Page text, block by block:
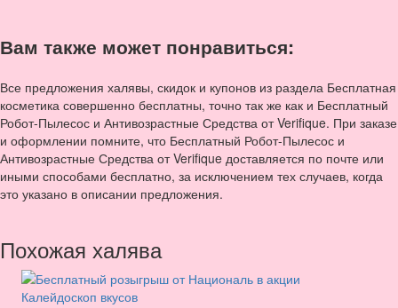
Вам также может понравиться:
Все предложения халявы, скидок и купонов из раздела Бесплатная
косметика совершенно бесплатны, точно так же как и Бесплатный
Робот-Пылесос и Антивозрастные Средства от Verifique. При заказе
и оформлении помните, что Бесплатный Робот-Пылесос и
Антивозрастные Средства от Verifique доставляется по почте или
иными способами бесплатно, за исключением тех случаев, когда
это указано в описании предложения.
Похожая халява